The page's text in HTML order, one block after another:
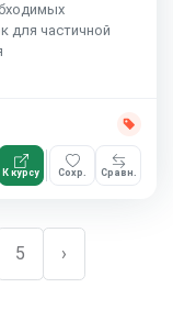
для частичной
К курсу Сохр. Сравн.
5 ›